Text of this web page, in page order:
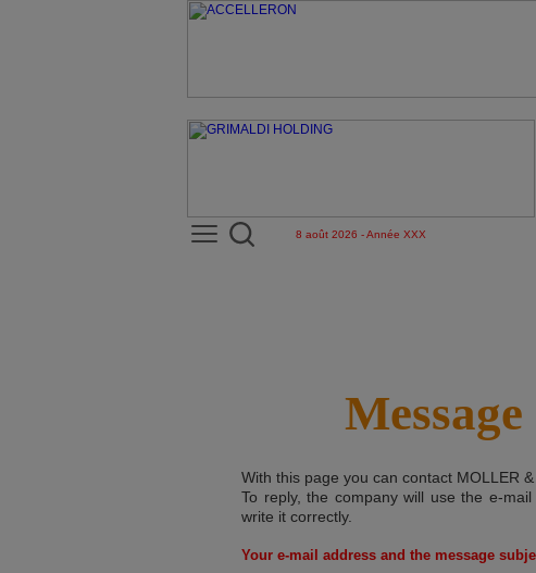
8 août 2026 - Année XXX
With this page you can contact MOLLER
To reply, the company will use the e-
write it correctly.
Your e-mail address and the message